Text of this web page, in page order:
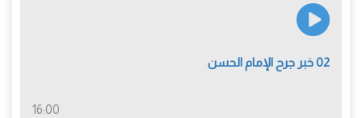
02 خبر جرح الإمام الحسن
16:00